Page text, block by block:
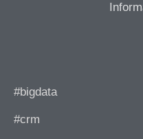
#bigdata
#crm